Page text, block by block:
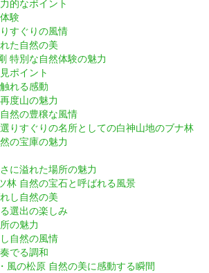
的なポイント
験
すぐりの風情
た自然の美
特別な自然体験の魅力
ポイント
れる感動
度山の魅力
然の豊穣な風情
りすぐりの名所としての白神山地のブナ林
の宝庫の魅力
に溢れた場所の魅力
林 自然の宝石と呼ばれる風景
し自然の美
選出の楽しみ
の魅力
自然の風情
でる調和
風の松原 自然の美に感動する瞬間